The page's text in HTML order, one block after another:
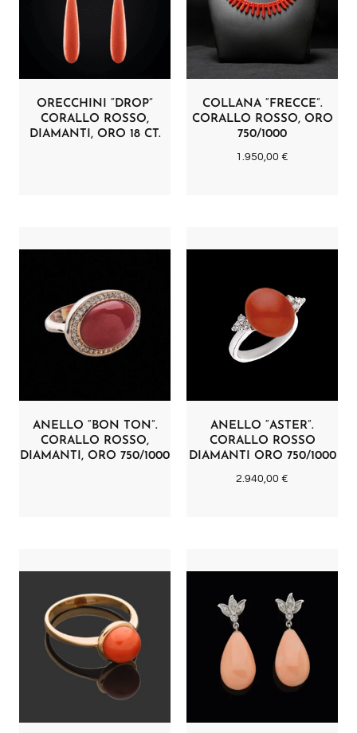
ORECCHINI “DROP”
CORALLO ROSSO,
DIAMANTI, ORO 18 CT.
COLLANA “FRECCE”.
CORALLO ROSSO, ORO
750/1000
1.950,00 €
ANELLO “BON TON”.
CORALLO ROSSO,
DIAMANTI, ORO 750/1000
ANELLO “ASTER”.
CORALLO ROSSO
DIAMANTI ORO 750/1000
2.940,00 €